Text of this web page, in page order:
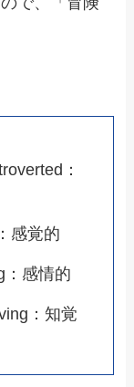
：
感覚的
：感情的
：知覚